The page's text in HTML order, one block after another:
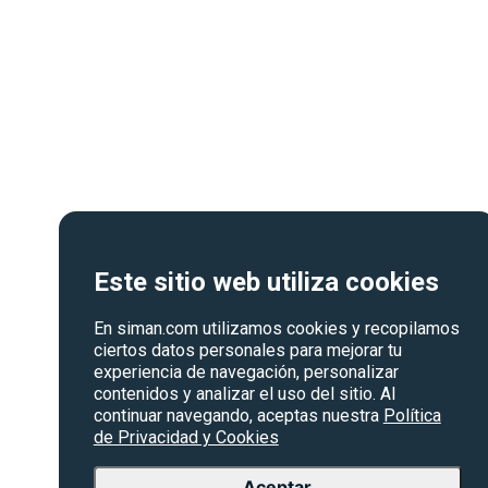
Este sitio web utiliza cookies
En siman.com utilizamos cookies y recopilamos
ciertos datos personales para mejorar tu
experiencia de navegación, personalizar
contenidos y analizar el uso del sitio. Al
continuar navegando, aceptas nuestra Política
de Privacidad y Cookies